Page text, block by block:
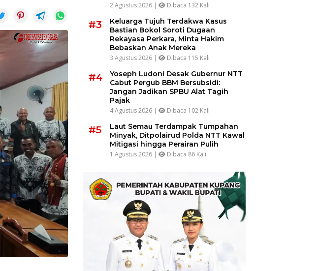
2 Agustus 2026 | Dibaca 132 Kali
#3
Keluarga Tujuh Terdakwa Kasus
Bastian Bokol Soroti Dugaan
Rekayasa Perkara, Minta Hakim
Bebaskan Anak Mereka
3 Agustus 2026 | Dibaca 115 Kali
#4
Yoseph Ludoni Desak Gubernur NTT
Cabut Pergub BBM Bersubsidi:
Jangan Jadikan SPBU Alat Tagih
Pajak
4 Agustus 2026 | Dibaca 102 Kali
#5
Laut Semau Terdampak Tumpahan
Minyak, Ditpolairud Polda NTT Kawal
Mitigasi hingga Perairan Pulih
1 Agustus 2026 | Dibaca 86 Kali